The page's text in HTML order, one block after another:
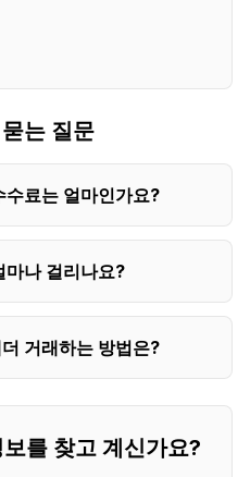
는 질문
수료는 얼마인가요?
나 걸리나요?
거래하는 방법은?
를 찾고 계신가요?